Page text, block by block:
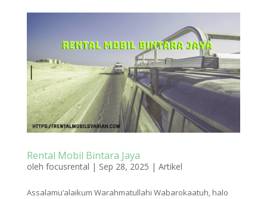
Rental Mobil Bintara Jaya
oleh focusrental | Sep 28, 2025 | Artikel
Assalamu’alaikum Warahmatullahi Wabarokaatuh, halo